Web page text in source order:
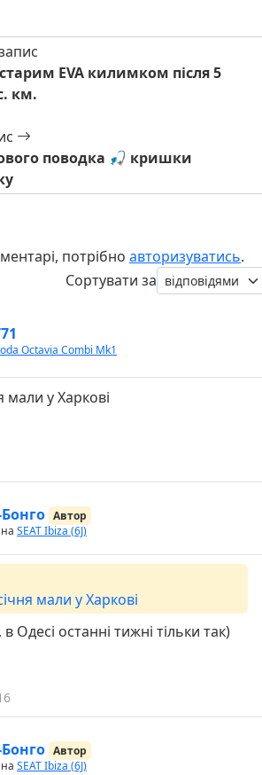
EVA килимком після 5
км.
поводка 🎣 кришки
потрібно авторизуватись.
Сортувати за
Octavia Combi Mk1
мали у Харкові
Бонго Автор
SEAT Ibiza (6J)
мали у Харкові
Одесі останні тижні тільки так)
Бонго Автор
SEAT Ibiza (6J)